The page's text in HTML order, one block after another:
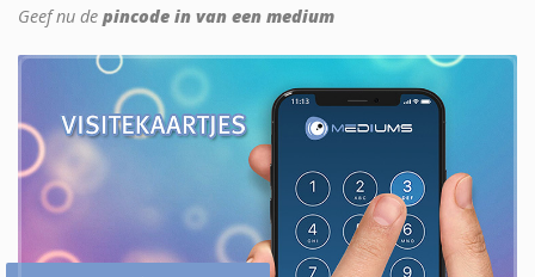
Geef nu de pincode in van een medium